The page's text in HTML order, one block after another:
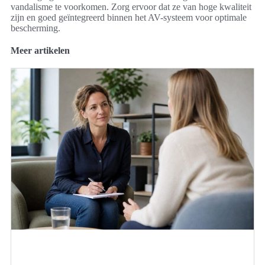
vandalisme te voorkomen. Zorg ervoor dat ze van hoge kwaliteit
zijn en goed geïntegreerd binnen het AV-systeem voor optimale
bescherming.
Meer artikelen